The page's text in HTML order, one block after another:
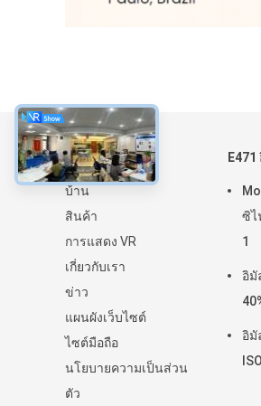
เกี่ยวกับ
บ้าน
สินค้า
การแสดง VR
เกี่ยวกับเรา
ข่าว
แผนผังเว็บไซต์
ไซต์มือถือ
นโยบายความเป็นส่วน
ตัว
ซิไ
1
อิมั
อิมั